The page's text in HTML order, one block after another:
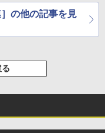
の他の記事を見
る